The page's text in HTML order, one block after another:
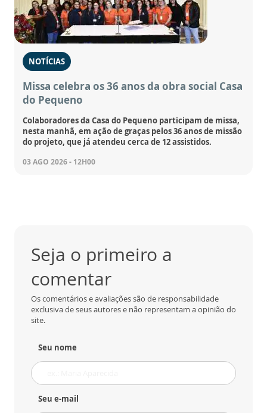
NOTÍCIAS
Missa celebra os 36 anos da obra social Casa
do Pequeno
Colaboradores da Casa do Pequeno participam de missa,
nesta manhã, em ação de graças pelos 36 anos de missão
do projeto, que já atendeu cerca de 12 assistidos.
03 AGO 2026 - 12H00
Seja o primeiro a
comentar
Os comentários e avaliações são de responsabilidade
exclusiva de seus autores e não representam a opinião do
site.
Seu nome
Seu e-mail